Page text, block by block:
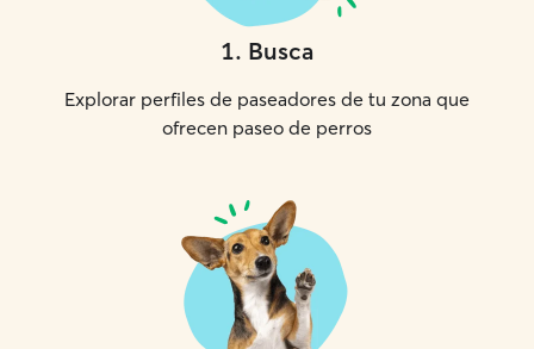
1. Busca
Explorar perfiles de paseadores de tu zona que
ofrecen paseo de perros